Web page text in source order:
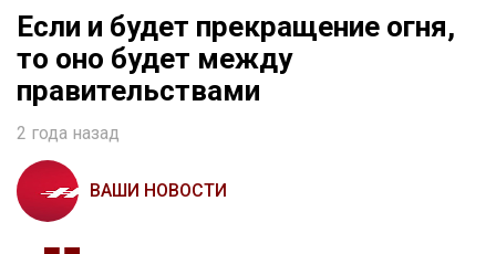
Если и будет прекращение огня,
то оно будет между
правительствами
2 года назад
ВАШИ НОВОСТИ